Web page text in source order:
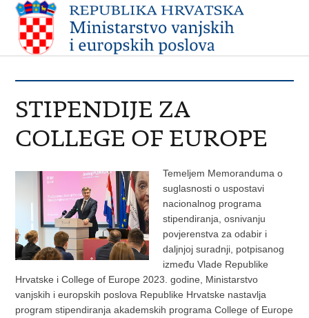
STIPENDIJE ZA
COLLEGE OF EUROPE
Temeljem Memoranduma o
suglasnosti o uspostavi
nacionalnog programa
stipendiranja, osnivanju
povjerenstva za odabir i
daljnjoj suradnji, potpisanog
između Vlade Republike
Hrvatske i College of Europe 2023. godine, Ministarstvo
vanjskih i europskih poslova Republike Hrvatske nastavlja
program stipendiranja akademskih programa College of Europe